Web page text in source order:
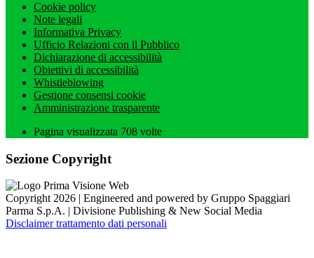
Cookie policy
Note legali
Informativa Privacy
Ufficio Relazioni con il Pubblico
Dichiarazione di accessibilità
Obiettivi di accessibilità
Whistleblowing
Gestione consensi cookie
Amministrazione trasparente
Pagina visualizzata 708 volte
Sezione Copyright
Copyright 2026 | Engineered and powered by Gruppo Spaggiari
Parma S.p.A. | Divisione Publishing & New Social Media
Disclaimer trattamento dati personali